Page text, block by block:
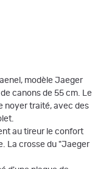
modèle Jaeger
canons de 55 cm. Le
noyer traité, avec des
au tireur le confort
La crosse du "Jaeger